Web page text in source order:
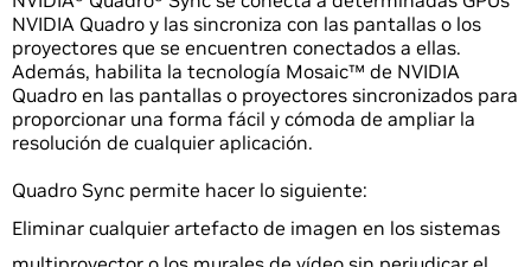
NVIDIA Quadro y las sincroniza con las pantallas o los
proyectores que se encuentren conectados a ellas.
Además, habilita la tecnología Mosaic™ de NVIDIA
Quadro en las pantallas o proyectores sincronizados para
proporcionar una forma fácil y cómoda de ampliar la
resolución de cualquier aplicación.
Quadro Sync permite hacer lo siguiente:
Eliminar cualquier artefacto de imagen en los sistemas